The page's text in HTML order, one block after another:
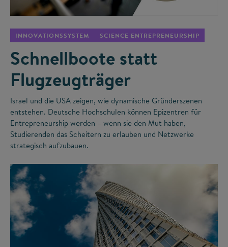
INNOVATIONSSYSTEM SCIENCE ENTREPRENEURSHIP
Schnellboote statt
Flugzeugträger
Israel und die USA zeigen, wie dynamische Gründerszenen
entstehen. Deutsche Hochschulen können Epizentren für
Entrepreneurship werden – wenn sie den Mut haben,
Studierenden das Scheitern zu erlauben und Netzwerke
strategisch aufzubauen.